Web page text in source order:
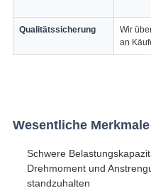
Qualitätssicherung
Wir
an
Wesentliche Merkmale
Schwere
Drehmoment und
standzuhalten